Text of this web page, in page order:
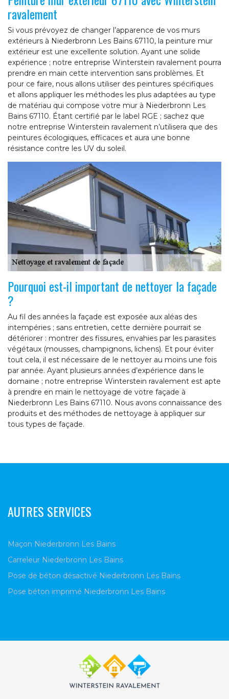
ravalement
Si vous prévoyez de changer l’apparence de vos murs
extérieurs à Niederbronn Les Bains 67110, la peinture mur
extérieur est une excellente solution. Ayant une solide
expérience ; notre entreprise Winterstein ravalement pourra
prendre en main cette intervention sans problèmes. Et
pour ce faire, nous allons utiliser des peintures spécifiques
et allons appliquer les méthodes les plus adaptées au type
de matériau qui compose votre mur à Niederbronn Les
Bains 67110. Étant certifié par le label RGE ; sachez que
notre entreprise Winterstein ravalement n’utilisera que des
peintures écologiques, efficaces et aura une bonne
résistance contre les UV du soleil.
Pourquoi est-il important de nettoyer la façade
?
Au fil des années la façade est exposée aux aléas des
intempéries ; sans entretien, cette dernière pourrait se
détériorer : montrer des fissures, envahies par les parasites
végétaux (mousses, champignons, lichens). Et pour éviter
tout cela, il est nécessaire de le nettoyer au moins une fois
par année. Ayant plusieurs années d’expérience dans le
domaine ; notre entreprise Winterstein ravalement est apte
à prendre en main le nettoyage de votre façade à
Niederbronn Les Bains 67110. Nous avons connaissance des
produits et des méthodes de nettoyage à appliquer sur
tous types de façade.
AUTRES SERVICES
Maçon Niederbronn Les Bains
Carreleur Niederbronn Les Bains
Pose de béton désactivé Niederbronn Les Bains
Pose béton imprimé Niederbronn Les Bains